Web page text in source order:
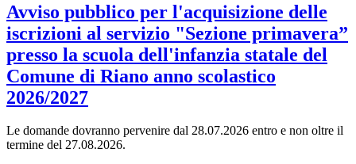
Avviso pubblico per l'acquisizione delle
iscrizioni al servizio "Sezione primavera”
presso la scuola dell'infanzia statale del
Comune di Riano anno scolastico
2026/2027
Le domande dovranno pervenire dal 28.07.2026 entro e non oltre il
termine del 27.08.2026.